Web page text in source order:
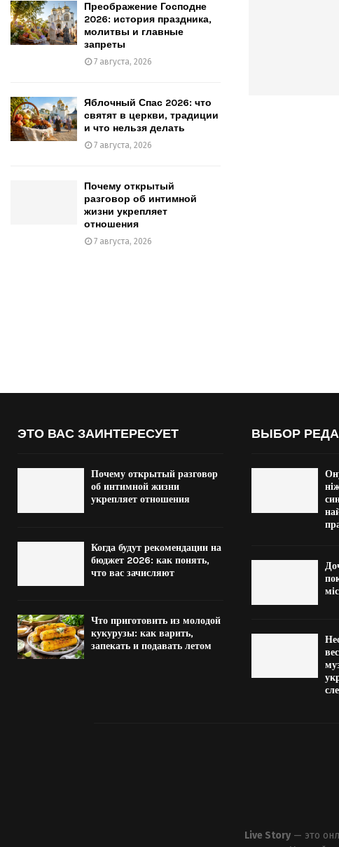
Преображение Господне
2026: история праздника,
молитвы и главные
запреты
7 августа, 2026
Яблочный Спас 2026: что
святят в церкви, традиции
и что нельзя делать
7 августа, 2026
Почему открытый
разговор об интимной
жизни укрепляет
отношения
7 августа, 2026
ЭТО ВАС ЗАИНТЕРЕСУЕТ
Почему открытый разговор
об интимной жизни
укрепляет отношения
Когда будут рекомендации на
бюджет 2026: как понять,
что вас зачисляют
Что приготовить из молодой
кукурузы: как варить,
запекать и подавать летом
ВЫБОР
Live Story— это